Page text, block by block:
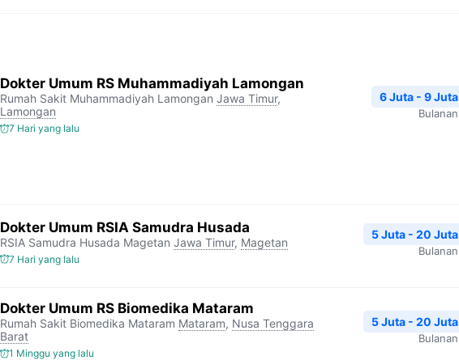
Dokter Umum RS Muhammadiyah Lamongan
Rumah Sakit Muhammadiyah Lamongan Jawa Timur,
Lamongan
7 Hari yang lalu
6 Juta - 9 Juta
Bulanan
Dokter Umum RSIA Samudra Husada
RSIA Samudra Husada Magetan Jawa Timur, Magetan
7 Hari yang lalu
5 Juta - 20 Juta
Bulanan
Dokter Umum RS Biomedika Mataram
Rumah Sakit Biomedika Mataram Mataram, Nusa Tenggara
Barat
1 Minggu yang lalu
5 Juta - 20 Juta
Bulanan